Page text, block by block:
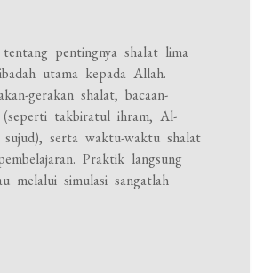
tentang pentingnya shalat lima
utama kepada Allah.
gerakan shalat, bacaan-
(seperti takbiratul ihram, Al-
serta waktu-waktu shalat
Praktik langsung
melalui simulasi sangatlah